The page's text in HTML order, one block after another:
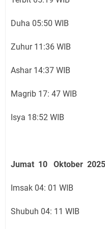
Duha 05:50 WIB
Zuhur 11:36 WIB
Ashar 14:37 WIB
Magrib 17: 47 WIB
Isya 18:52 WIB
Jumat 10 Oktober 2025
Imsak 04: 01 WIB
Shubuh 04: 11 WIB